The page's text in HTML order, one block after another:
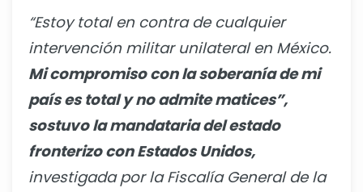
“Estoy total en contra de cualquier
intervención militar unilateral en México.
Mi compromiso con la soberanía de mi
país es total y no admite matices”,
sostuvo la mandataria del estado
fronterizo con Estados Unidos,
investigada por la Fiscalía General de la